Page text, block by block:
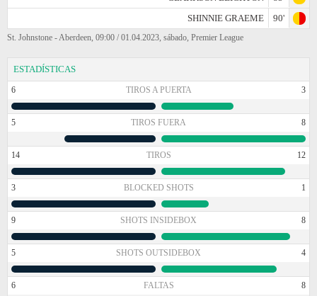
SHINNIE GRAEME
90'
St. Johnstone - Aberdeen, 09:00 / 01.04.2023, sábado, Premier League
ESTADÍSTICAS
6 TIROS A PUERTA 3
5 TIROS FUERA 8
14 TIROS 12
3 BLOCKED SHOTS 1
9 SHOTS INSIDEBOX 8
5 SHOTS OUTSIDEBOX 4
6 FALTAS 8